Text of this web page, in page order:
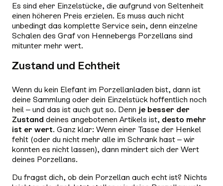
Es sind eher Einzelstücke, die aufgrund von Seltenheit
einen höheren Preis erzielen. Es muss auch nicht
unbedingt das komplette Service sein, denn einzelne
Schalen des Graf von Hennebergs Porzellans sind
mitunter mehr wert.
Zustand und Echtheit
Wenn du kein Elefant im Porzellanladen bist, dann ist
deine Sammlung oder dein Einzelstück hoffentlich noch
heil – und das ist auch gut so. Denn je besser der
Zustand deines angebotenen Artikels ist, desto mehr
ist er wert. Ganz klar: Wenn einer Tasse der Henkel
fehlt (oder du nicht mehr alle im Schrank hast – wir
konnten es nicht lassen), dann mindert sich der Wert
deines Porzellans.
Du fragst dich, ob dein Porzellan auch echt ist? Nichts